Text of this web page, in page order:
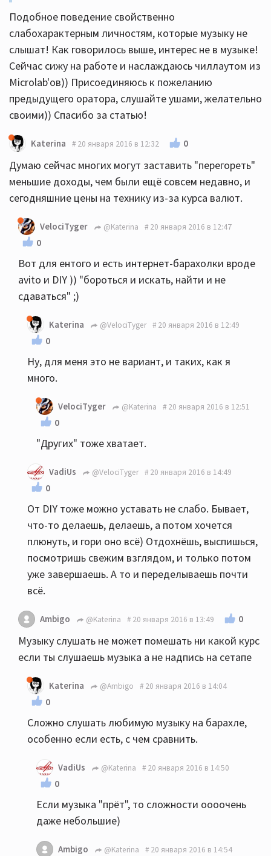
Подобное поведение свойственно
слабохарактерным личностям, которые музыку не
слышат! Как говорилось выше, интерес не в музыке!
Сейчас сижу на работе и наслаждаюсь чиллаутом из
Microlab'ов)) Присоединяюсь к пожеланию
предыдущего оратора, слушайте ушами, желательно
своими)) Спасибо за статью!
Katerina 20 января 2016 в 12:32 0
Думаю сейчас многих могут заставить "перегореть"
меньшие доходы, чем были ещё совсем недавно, и
сегодняшние цены на технику из-за курса валют.
VelociTyger @Katerina 20 января 2016 в 12:47
0
Вот для ентого и есть интернет-барахолки вроде
avito и DIY )) "бороться и искать, найти и не
сдаваться" ;)
Katerina @VelociTyger 20 января 2016 в 12:49
0
Ну, для меня это не вариант, и таких, как я
много.
VelociTyger @Katerina 20 января 2016 в 12:51
0
"Других" тоже хватает.
VadiUs @VelociTyger 20 января 2016 в 14:49
0
От DIY тоже можно уставать не слабо. Бывает,
что-то делаешь, делаешь, а потом хочется
плюнуть, и гори оно всё) Отдохнёшь, выспишься,
посмотришь свежим взглядом, и только потом
уже завершаешь. А то и переделываешь почти
всё.
Ambigo @Katerina 20 января 2016 в 13:49 0
Музыку слушать не может помешать ни какой курс
если ты слушаешь музыка а не надпись на сетапе
Katerina @Ambigo 20 января 2016 в 14:04
0
Сложно слушать любимую музыку на барахле,
особенно если есть, с чем сравнить.
VadiUs @Katerina 20 января 2016 в 14:50
0
Если музыка "прёт", то сложности оооочень
даже небольшие)
Ambigo @Katerina 20 января 2016 в 14:54